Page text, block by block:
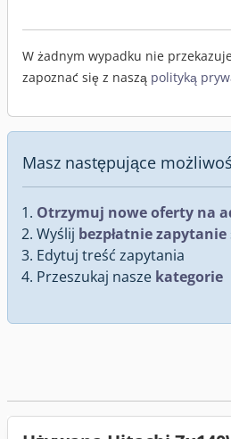
W żadnym wypadku nie
zapoznać się z naszą polityką
Masz następujące
Otrzymuj nowe oferty na
Wyślij bezpłatnie zapytanie
Edytuj treść zapytania
Przeszukaj nasze kategorie